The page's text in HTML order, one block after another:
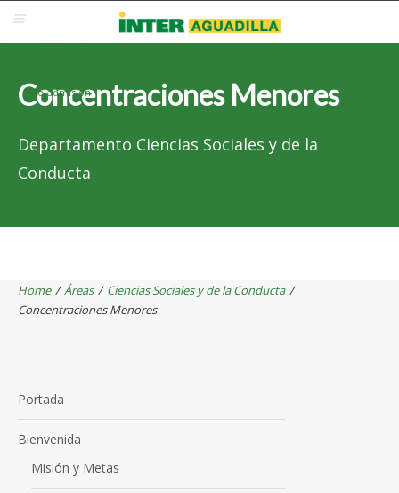
Correo Electrónico
Re-admisión
Concentraciones Menores
Departamento Ciencias Sociales y de la
Conducta
Home /Áreas / Ciencias Sociales y de la Conducta /
Concentraciones Menores
Portada
Bienvenida
Misión y Metas